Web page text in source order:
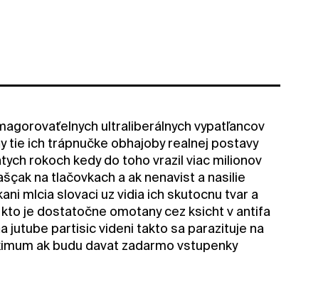
ultraliberálnych vypatľancov
tie ich trápnučke obhajoby realnej postavy
rokoch kedy do toho vrazil viac milionov
na tlačovkach a ak nenavist a nasilie
mlcia slovaci uz vidia ich skutocnu tvar a
je dostatočne omotany cez ksicht v antifa
jutube partisic videni takto sa parazituje na
ak budu davat zadarmo vstupenky